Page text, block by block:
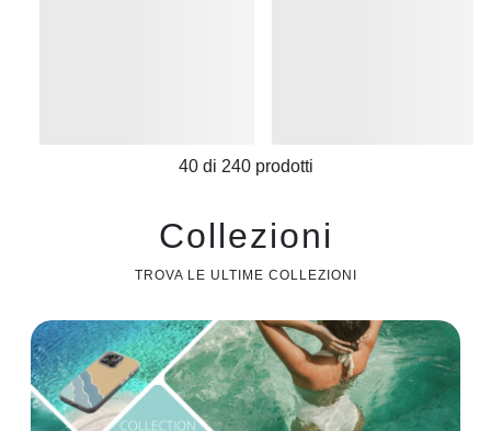
40di 240prodotti
Collezioni
TROVA LE ULTIME COLLEZIONI